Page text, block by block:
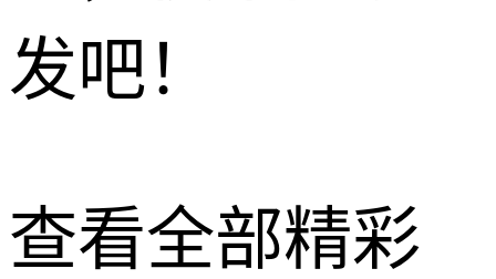
发吧！
查看全部精彩